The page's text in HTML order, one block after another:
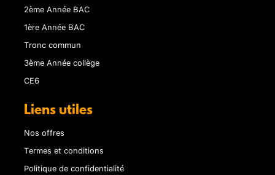
2ème Année BAC
1ère Année BAC
Tronc commun
3ème Année collège
CE6
Liens utiles
Nos offres
Termes et conditions
Politique de confidentialité